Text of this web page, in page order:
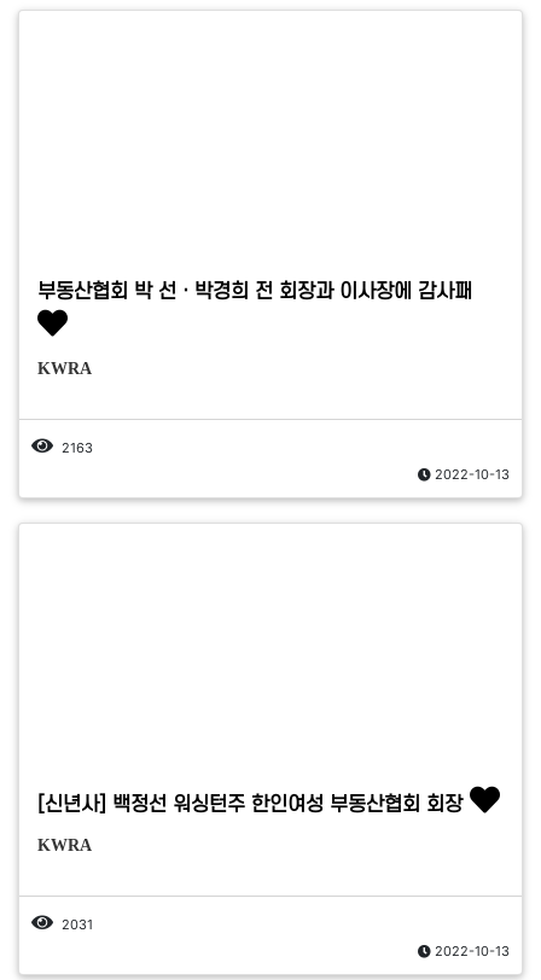
부동산협회 박 선ㆍ박경희 전 회장과 이사장에 감사패
KWRA
2163
2022-10-13
[신년사] 백정선 워싱턴주 한인여성 부동산협회 회장
KWRA
2031
2022-10-13